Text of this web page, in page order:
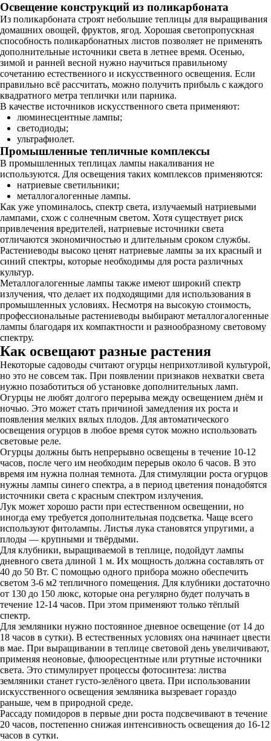
Освещение конструкций из поликарбоната
Из поликарбоната строят небольшие теплицы для выращивания
домашних овощей, фруктов, ягод. Хорошая светопропускная
способность поликарбонатных листов позволяет не применять
дополнительные источники света в летнее время. Осенью,
зимой и ранней весной нужно научиться правильному
сочетанию естественного и искусственного освещения. Если
правильно всё рассчитать, можно получить прибыль с каждого
квадратного метра теплички или парника.
В качестве источников искусственного света применяют:
люминесцентные лампы;
светодиоды;
ультрафиолет.
Промышленные тепличные комплексы
В промышленных теплицах лампы накаливания не
используются. Для освещения таких комплексов применяются:
натриевые светильники;
металлогалогенные лампы.
Как уже упоминалось, спектр света, излучаемый натриевыми
лампами, схож с солнечным светом. Хотя существует риск
привлечения вредителей, натриевые источники света
отличаются экономичностью и длительным сроком службы.
Растениеводы высоко ценят натриевые лампы за их красный и
синий спектры, которые необходимы для роста различных
культур.
Металлогалогенные лампы также имеют широкий спектр
излучения, что делает их подходящими для использования в
промышленных условиях. Несмотря на высокую стоимость,
профессиональные растениеводы выбирают металлогалогенные
лампы благодаря их компактности и разнообразному световому
спектру.
Как освещают разные растения
Некоторые садоводы считают огурцы неприхотливой культурой,
но это не совсем так. При появлении признаков нехватки света
нужно позаботиться об установке дополнительных ламп.
Огурцы не любят долгого перерыва между освещением днём и
ночью. Это может стать причиной замедления их роста и
появления мелких вялых плодов. Для автоматического
освещения огурцов в любое время суток можно использовать
световые реле.
Огурцы должны быть непрерывно освещены в течение 10-12
часов, после чего им необходим перерыв около 6 часов. В это
время им нужна полная темнота. Для стимуляции роста огурцов
нужны лампы синего спектра, а в период цветения понадобятся
источники света с красным спектром излучения.
Лук может хорошо расти при естественном освещении, но
иногда ему требуется дополнительная подсветка. Чаще всего
используют фитолампы. Листья лука становятся упругими, а
плоды — крупными и твёрдыми.
Для клубники, выращиваемой в теплице, подойдут лампы
дневного света длиной 1 м. Их мощность должна составлять от
40 до 50 Вт. С помощью одного прибора можно обеспечить
светом 3-6 м2 тепличного помещения. Для клубники достаточно
от 130 до 150 люкс, которые она регулярно будет получать в
течение 12-14 часов. При этом применяют только тёплый
спектр.
Для земляники нужно постоянное дневное освещение (от 14 до
18 часов в сутки). В естественных условиях она начинает цвести
в мае. При выращивании в теплице световой день увеличивают,
применяя неоновые, флюоресцентные или ртутные источники
света. Это стимулирует процессы фотосинтеза: листва
земляники станет густо-зелёного цвета. При использовании
искусственного освещения земляника вызревает гораздо
раньше, чем в природной среде.
Рассаду помидоров в первые дни роста подсвечивают в течение
20 часов, постепенно снижая интенсивность освещения до 16-12
часов в сутки.